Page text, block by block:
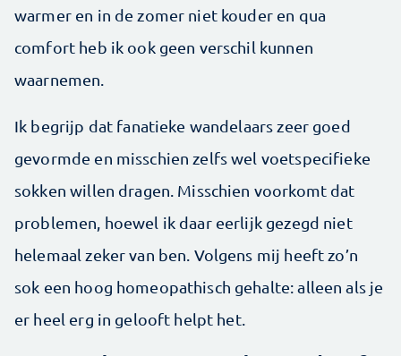
warmer en in de zomer niet kouder en qua
comfort heb ik ook geen verschil kunnen
waarnemen.
Ik begrijp dat fanatieke wandelaars zeer goed
gevormde en misschien zelfs wel voetspecifieke
sokken willen dragen. Misschien voorkomt dat
problemen, hoewel ik daar eerlijk gezegd niet
helemaal zeker van ben. Volgens mij heeft zo’n
sok een hoog homeopathisch gehalte: alleen als je
er heel erg in gelooft helpt het.